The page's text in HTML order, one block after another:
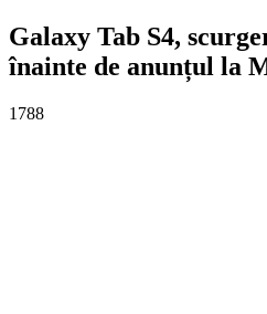
Galaxy Tab S4,
înainte de anunțul la
1788